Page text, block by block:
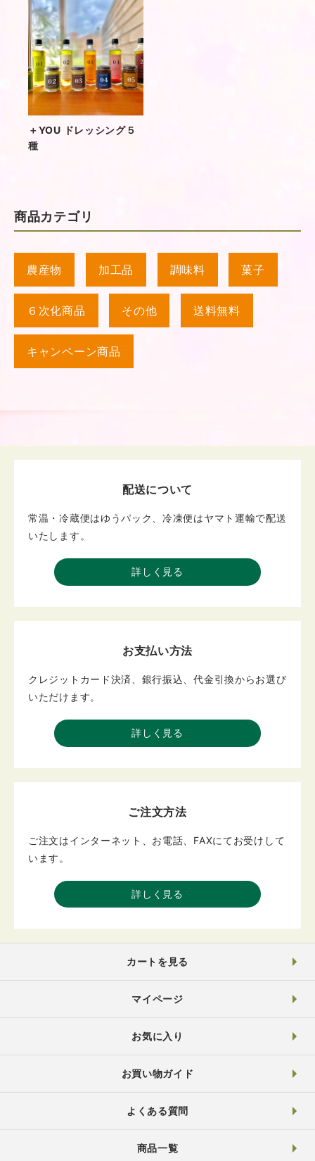
＋YOU ドレッシング５
種
商品カテゴリ
農産物 加工品 調味料 菓子
６次化商品 その他 送料無料
キャンペーン商品
配送について
常温・冷蔵便はゆうパック、冷凍便はヤマト運輸で配送
いたします。
詳しく見る
お支払い方法
クレジットカード決済、銀行振込、代金引換からお選び
いただけます。
詳しく見る
ご注文方法
ご注文はインターネット、お電話、FAXにてお受けして
います。
詳しく見る
カートを見る
マイページ
お気に入り
お買い物ガイド
よくある質問
商品一覧